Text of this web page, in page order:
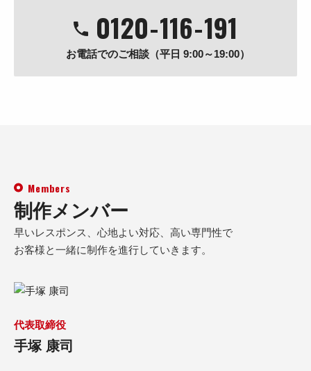
0120-116-191
お電話でのご相談（平日 9:00～19:00）
Members
制作メンバー
早いレスポンス、心地よい対応、高い専門性で
お客様と一緒に制作を進行していきます。
代表取締役
手塚 康司